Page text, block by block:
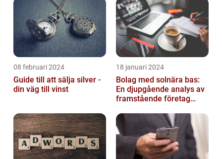
08 februari 2024
Guide till att sälja silver -
din väg till vinst
18 januari 2024
Bolag med solnära bas:
En djupgående analys av
framstående företag